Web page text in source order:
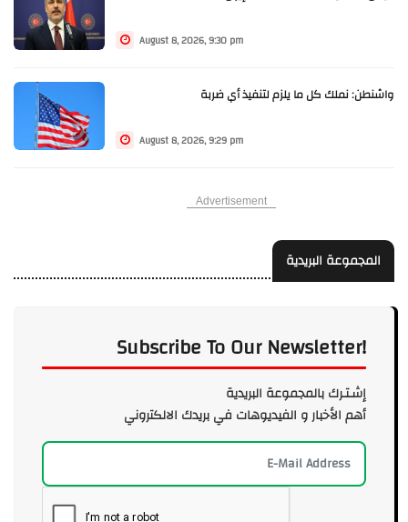
August 8, 2026, 9:30 pm
واشنطن: نملك كل ما يلزم لتنفيذ أي ضربة
August 8, 2026, 9:29 pm
Advertisement
المجموعة البريدية
Subscribe To Our Newsletter!
إشـتـرك بالمجموعة البريدية
أهم الأخبار و الفيديوهات في بريدك الالكتروني